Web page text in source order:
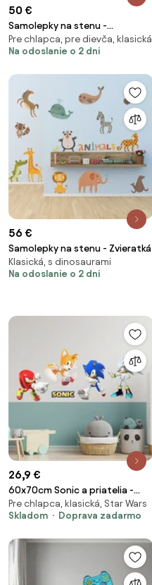
50 €
Samolepky na stenu -
Kráľovstvo
Pre chlapca, pre dievča, klasická
Na odoslanie o 2 dni
56 €
Samolepky na stenu - Zvieratká
Klasická, s dinosaurami
Na odoslanie o 2 dni
26,9 €
60x70cm Sonic a priatelia -
textilná nálepka na stenu
Pre chlapca, klasická, Star Wars
Skladom
Doprava zadarmo